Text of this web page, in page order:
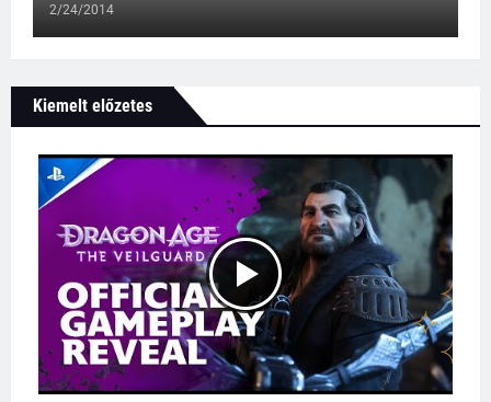
2/24/2014
Kiemelt előzetes